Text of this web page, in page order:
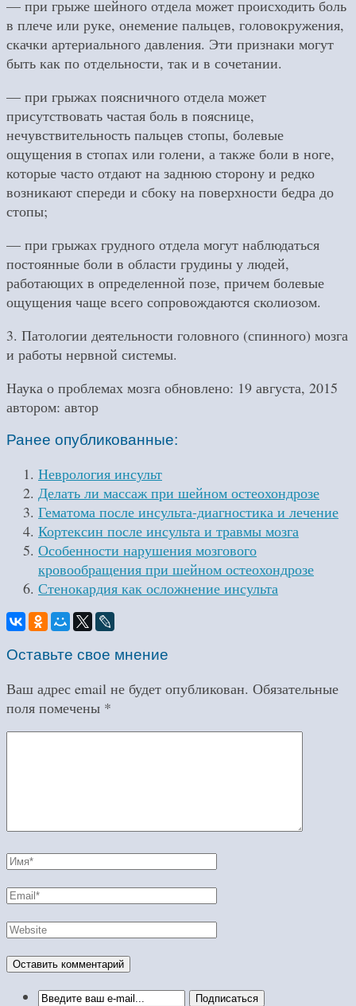
— при грыже шейного отдела может происходить боль
в плече или руке, онемение пальцев, головокружения,
скачки артериального давления. Эти признаки могут
быть как по отдельности, так и в сочетании.
— при грыжах поясничного отдела может
присутствовать частая боль в пояснице,
нечувствительность пальцев стопы, болевые
ощущения в стопах или голени, а также боли в ноге,
которые часто отдают на заднюю сторону и редко
возникают спереди и сбоку на поверхности бедра до
стопы;
— при грыжах грудного отдела могут наблюдаться
постоянные боли в области грудины у людей,
работающих в определенной позе, причем болевые
ощущения чаще всего сопровождаются сколиозом.
3. Патологии деятельности головного (спинного) мозга
и работы нервной системы.
Наука о проблемах мозга обновлено: 19 августа, 2015
автором: автор
Ранее опубликованные:
Неврология инсульт
Делать ли массаж при шейном остеохондрозе
Гематома после инсульта-диагностика и лечение
Кортексин после инсульта и травмы мозга
Особенности нарушения мозгового
кровообращения при шейном остеохондрозе
Стенокардия как осложнение инсульта
Оставьте свое мнение
Ваш адрес email не будет опубликован. Обязательные
поля помечены *